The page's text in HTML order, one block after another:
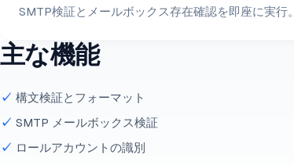
SMTP検証とメールボックス存在確認を即座に実行。
主な機能
構文検証とフォーマット
SMTP メールボックス検証
ロールアカウントの識別